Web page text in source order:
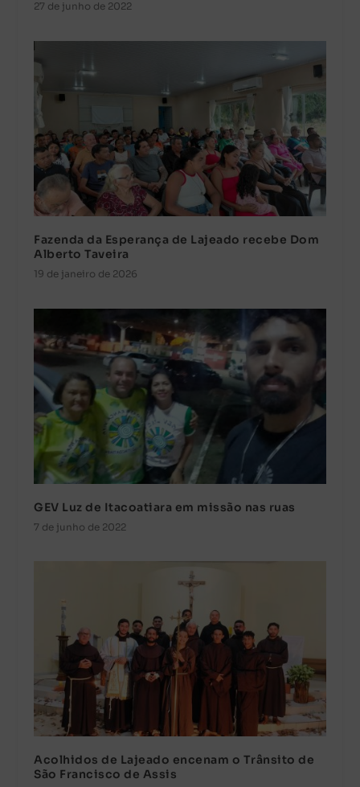
27 de junho de 2022
Fazenda da Esperança de Lajeado recebe Dom
Alberto Taveira
19 de janeiro de 2026
GEV Luz de Itacoatiara em missão nas ruas
7 de junho de 2022
Acolhidos de Lajeado encenam o Trânsito de
São Francisco de Assis